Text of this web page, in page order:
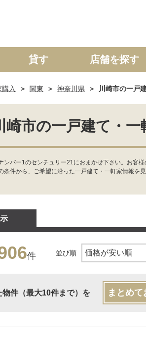
て マンション 土地
貸す 店舗を探す
入 関東 神奈川県 川崎市の一戸
崎市の一戸建て・一
バー1のセンチュリー21におまかせ下さい。お客
件から、ご希望に沿った一戸建て・一軒家情報
件 並び順
件（最大10件まで）を まとめ